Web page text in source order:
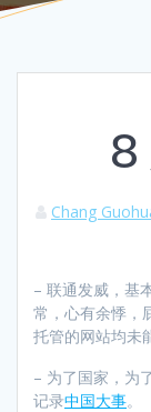
8
Chang
– 联通发威，基
常，心有余悸，
托管的网站均未
– 为了国家，为
记录中国大事。